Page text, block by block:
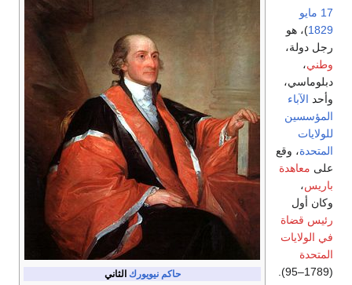
حاكم نيويورك الثاني
17 مايو
1829)، هو
رجل دولة،
وطني،
دبلوماسي،
وأحد الآباء
المؤسسين
للولايات
المتحدة، وقع
على معاهدة
باريس،
وكان أول
رئيس قضاة
في الولايات
المتحدة
(1789–95).